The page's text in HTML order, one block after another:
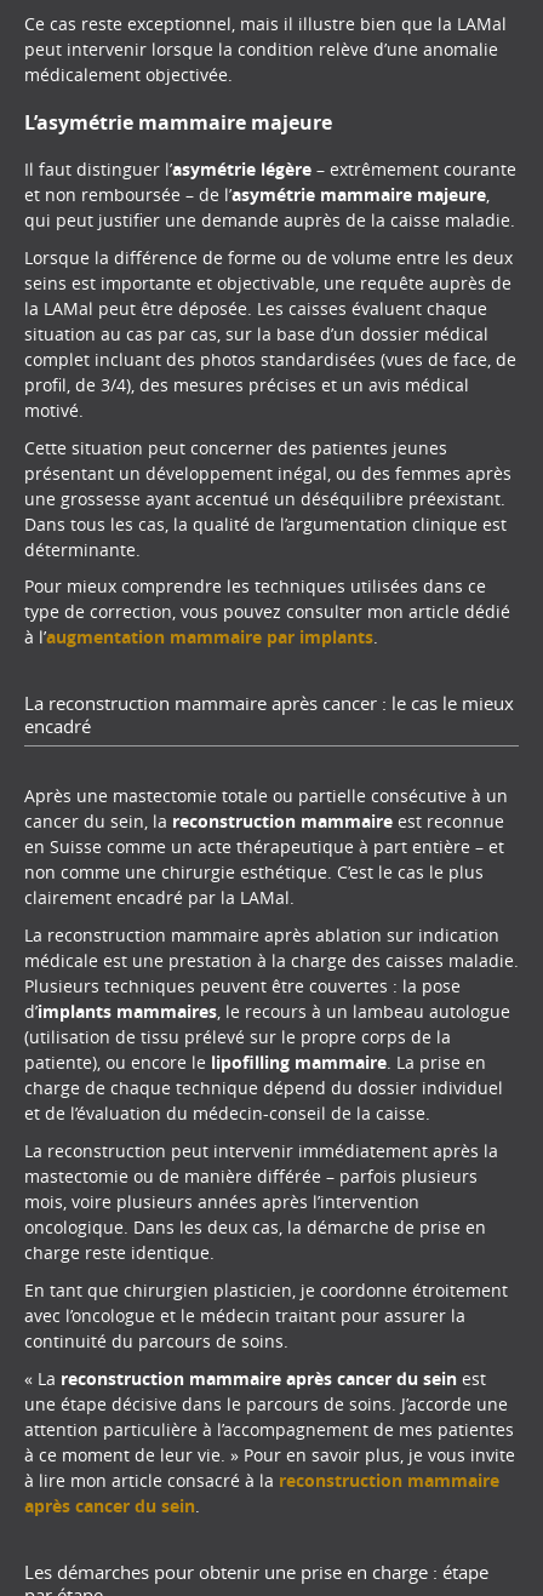
Ce cas reste exceptionnel, mais il illustre bien que la LAMal
peut intervenir lorsque la condition relève d’une anomalie
médicalement objectivée.
L’asymétrie mammaire majeure
Il faut distinguer l’asymétrie légère – extrêmement courante
et non remboursée – de l’asymétrie mammaire majeure,
qui peut justifier une demande auprès de la caisse maladie.
Lorsque la différence de forme ou de volume entre les deux
seins est importante et objectivable, une requête auprès de
la LAMal peut être déposée. Les caisses évaluent chaque
situation au cas par cas, sur la base d’un dossier médical
complet incluant des photos standardisées (vues de face, de
profil, de 3/4), des mesures précises et un avis médical
motivé.
Cette situation peut concerner des patientes jeunes
présentant un développement inégal, ou des femmes après
une grossesse ayant accentué un déséquilibre préexistant.
Dans tous les cas, la qualité de l’argumentation clinique est
déterminante.
Pour mieux comprendre les techniques utilisées dans ce
type de correction, vous pouvez consulter mon article dédié
à l’augmentation mammaire par implants.
La reconstruction mammaire après cancer : le cas le mieux
encadré
Après une mastectomie totale ou partielle consécutive à un
cancer du sein, la reconstruction mammaire est reconnue
en Suisse comme un acte thérapeutique à part entière – et
non comme une chirurgie esthétique. C’est le cas le plus
clairement encadré par la LAMal.
La reconstruction mammaire après ablation sur indication
médicale est une prestation à la charge des caisses maladie.
Plusieurs techniques peuvent être couvertes : la pose
d’implants mammaires, le recours à un lambeau autologue
(utilisation de tissu prélevé sur le propre corps de la
patiente), ou encore le lipofilling mammaire. La prise en
charge de chaque technique dépend du dossier individuel
et de l’évaluation du médecin-conseil de la caisse.
La reconstruction peut intervenir immédiatement après la
mastectomie ou de manière différée – parfois plusieurs
mois, voire plusieurs années après l’intervention
oncologique. Dans les deux cas, la démarche de prise en
charge reste identique.
En tant que chirurgien plasticien, je coordonne étroitement
avec l’oncologue et le médecin traitant pour assurer la
continuité du parcours de soins.
« La reconstruction mammaire après cancer du sein est
une étape décisive dans le parcours de soins. J’accorde une
attention particulière à l’accompagnement de mes patientes
à ce moment de leur vie. » Pour en savoir plus, je vous invite
à lire mon article consacré à la reconstruction mammaire
après cancer du sein
Les démarches pour obtenir une prise en charge : étape